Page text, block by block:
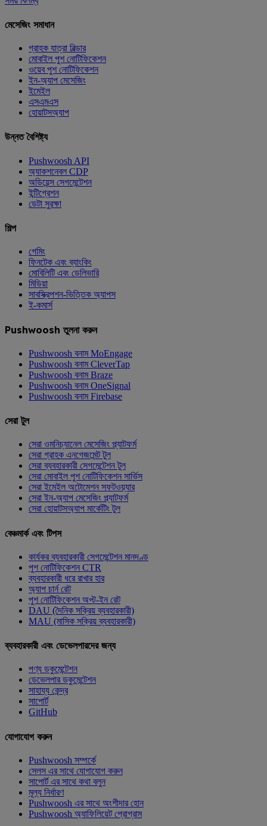
মেসেজিং সমাধান
গ্রাহক যাত্রা বিল্ডার
মোবাইল পুশ নোটিফিকেশন
ওয়েব পুশ নোটিফিকেশন
ইন-অ্যাপ মেসেজিং
ইমেইল
এসএমএস
হোয়াটসঅ্যাপ
উন্নত বৈশিষ্ট্য
Pushwoosh API
অ্যাকশনেবল CDP
অডিয়েন্স সেগমেন্টেশন
ইন্টিগ্রেশন
ডেটা সুরক্ষা
শিল্প
গেমিং
ফিনটেক এবং ব্যাংকিং
মোবিলিটি এবং ডেলিভারি
মিডিয়া
সাবস্ক্রিপশন-ভিত্তিক অ্যাপস
ই-কমার্স
Pushwoosh তুলনা করুন
Pushwoosh বনাম MoEngage
Pushwoosh বনাম CleverTap
Pushwoosh বনাম Braze
Pushwoosh বনাম OneSignal
Pushwoosh বনাম Firebase
সেরা টুল
সেরা ওমনিচ্যানেল মেসেজিং প্ল্যাটফর্ম
সেরা গ্রাহক এনগেজমেন্ট টুল
সেরা ব্যবহারকারী সেগমেন্টেশন টুল
সেরা মোবাইল পুশ নোটিফিকেশন সার্ভিস
সেরা ইমেইল অটোমেশন সফটওয়্যার
সেরা ইন-অ্যাপ মেসেজিং প্ল্যাটফর্ম
সেরা হোয়াটসঅ্যাপ মার্কেটিং টুল
বেঞ্চমার্ক এবং টিপস
কার্যকর ব্যবহারকারী সেগমেন্টেশন মানদণ্ড
পুশ নোটিফিকেশন CTR
ব্যবহারকারী ধরে রাখার হার
অ্যাপ চার্ন রেট
পুশ নোটিফিকেশন অপ্ট-ইন রেট
DAU (দৈনিক সক্রিয় ব্যবহারকারী)
MAU (মাসিক সক্রিয় ব্যবহারকারী)
ব্যবহারকারী এবং ডেভেলপারদের জন্য
পণ্য ডকুমেন্টেশন
ডেভেলপার ডকুমেন্টেশন
সাহায্য কেন্দ্র
সাপোর্ট
GitHub
যোগাযোগ করুন
Pushwoosh সম্পর্কে
সেলস এর সাথে যোগাযোগ করুন
সাপোর্ট এর সাথে কথা বলুন
মূল্য নির্ধারণ
Pushwoosh এর সাথে অংশীদার হোন
Pushwoosh অ্যাফিলিয়েট প্রোগ্রাম